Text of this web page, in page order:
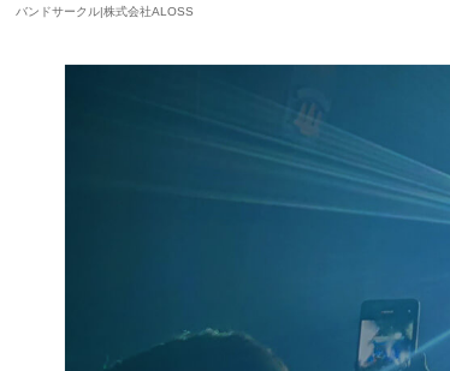
バンドサークル|株式会社ALOSS